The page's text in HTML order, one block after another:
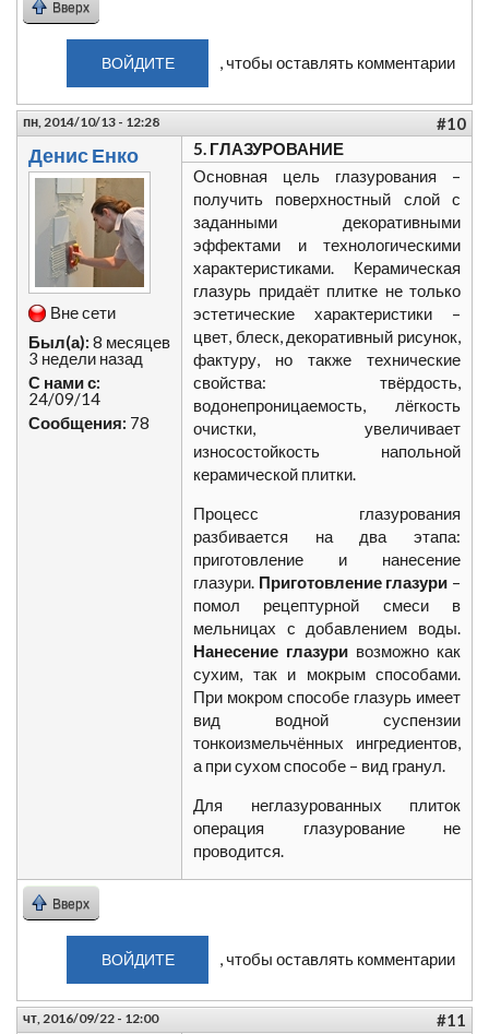
Вверх
ВОЙДИТЕ , чтобы оставлять комментарии
пн, 2014/10/13 - 12:28 #10
Денис Енко
Вне сети
Был(а): 8 месяцев
3 недели назад
С нами с:
24/09/14
Сообщения: 78
5. ГЛАЗУРОВАНИЕ
Основная цель глазурования –
получить поверхностный слой с
заданными декоративными
эффектами и технологическими
характеристиками. Керамическая
глазурь придаёт плитке не только
эстетические характеристики –
цвет, блеск, декоративный рисунок,
фактуру, но также технические
свойства: твёрдость,
водонепроницаемость, лёгкость
очистки, увеличивает
износостойкость напольной
керамической плитки.
Процесс глазурования
разбивается на два этапа:
приготовление и нанесение
глазури. Приготовление глазури –
помол рецептурной смеси в
мельницах с добавлением воды.
Нанесение глазури возможно как
сухим, так и мокрым способами.
При мокром способе глазурь имеет
вид водной суспензии
тонкоизмельчённых ингредиентов,
а при сухом способе – вид гранул.
Для неглазурованных плиток
операция глазурование не
проводится.
Вверх
ВОЙДИТЕ , чтобы оставлять комментарии
чт, 2016/09/22 - 12:00 #11